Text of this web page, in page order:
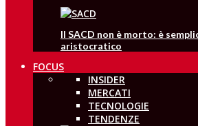
Il SACD non è morto: è
aristocratico
FOCUS
INSIDER
MERCATI
TECNOLOGIE
TENDENZE